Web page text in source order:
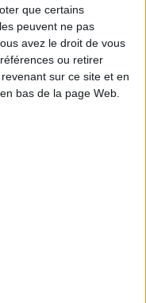
que certains
peuvent ne pas
avez le droit de vous
ou retirer
sur ce site et en
bas de la page Web.